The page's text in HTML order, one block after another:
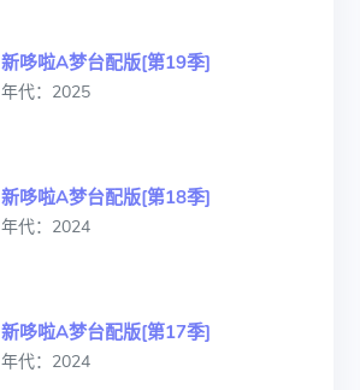
新哆啦A梦台配版[第19季]
年代：2025
新哆啦A梦台配版[第18季]
年代：2024
新哆啦A梦台配版[第17季]
年代：2024